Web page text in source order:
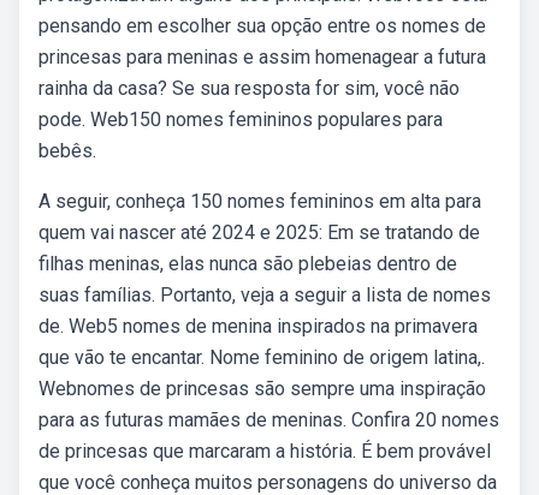
pensando em escolher sua opção entre os nomes de
princesas para meninas e assim homenagear a futura
rainha da casa? Se sua resposta for sim, você não
pode. Web150 nomes femininos populares para
bebês.
A seguir, conheça 150 nomes femininos em alta para
quem vai nascer até 2024 e 2025: Em se tratando de
filhas meninas, elas nunca são plebeias dentro de
suas famílias. Portanto, veja a seguir a lista de nomes
de. Web5 nomes de menina inspirados na primavera
que vão te encantar. Nome feminino de origem latina,.
Webnomes de princesas são sempre uma inspiração
para as futuras mamães de meninas. Confira 20 nomes
de princesas que marcaram a história. É bem provável
que você conheça muitos personagens do universo da